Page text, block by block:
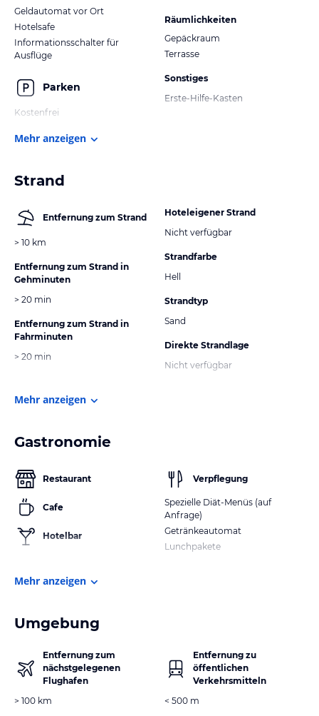
Geldautomat vor Ort
Hotelsafe
Informationsschalter für
Ausflüge
Parken
Kostenfrei
Räumlichkeiten
Gepäckraum
Terrasse
Sonstiges
Erste-Hilfe-Kasten
Mehr anzeigen
Strand
Entfernung zum Strand
> 10 km
Entfernung zum Strand in
Gehminuten
> 20 min
Entfernung zum Strand in
Fahrminuten
> 20 min
Hoteleigener Strand
Nicht verfügbar
Strandfarbe
Hell
Strandtyp
Sand
Direkte Strandlage
Nicht verfügbar
Mehr anzeigen
Gastronomie
Restaurant
Cafe
Hotelbar
Verpflegung
Spezielle Diät-Menüs (auf
Anfrage)
Getränkeautomat
Lunchpakete
Mehr anzeigen
Umgebung
Entfernung zum
nächstgelegenen
Flughafen
> 100 km
Entfernung zu
öffentlichen
Verkehrsmitteln
< 500 m